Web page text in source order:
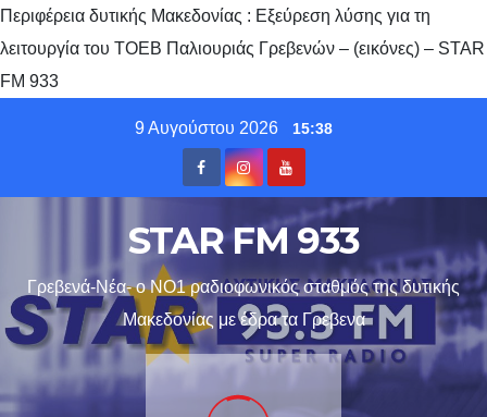
Περιφέρεια δυτικής Μακεδονίας : Εξεύρεση λύσης για τη
λειτουργία του ΤΟΕΒ Παλιουριάς Γρεβενών – (εικόνες) – STAR
FM 933
9 Αυγούστου 2026 15:38
STAR FM 933
Γρεβενά-Νέα- ο ΝΟ1 ραδιοφωνικός σταθμός της δυτικής
Μακεδονίας με έδρα τα Γρεβενα